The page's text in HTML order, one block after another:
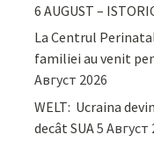
6 AUGUST –
La Centrul
familiei au venit
Август 2026
WELT: Ucraina
decât SUA5 Август